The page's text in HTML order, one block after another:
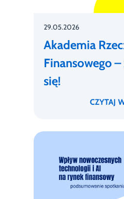
29.05.2026
Akademia
Finansowego –
się!
CZYTAJ